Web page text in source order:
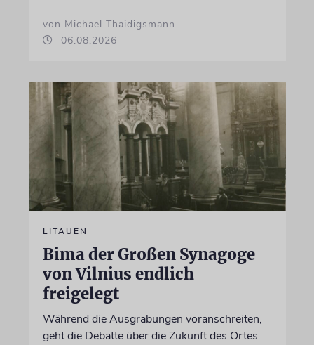
von Michael Thaidigsmann
06.08.2026
LITAUEN
Bima der Großen Synagoge
von Vilnius endlich
freigelegt
Während die Ausgrabungen voranschreiten,
geht die Debatte über die Zukunft des Ortes